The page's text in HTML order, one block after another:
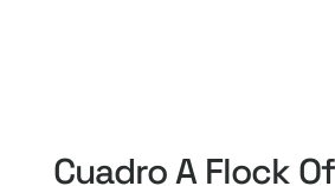
Cuadro A Flock Of